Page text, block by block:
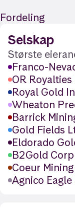
Fordeling
Selskap
Største
Franco-
OR Royalties
Royal Gold
Wheaton
Barrick
Gold Fields
Eldorado
B2Gold Corp
Coeur
Agnico